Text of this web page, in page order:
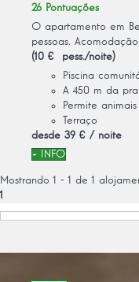
26 Pontuações
O apartamento em
pessoas.
(10 € pess./noite)
Piscina
A 450 m da
Permite animais
Terraço
desde 39 € / noite
+ INFO
Mostrando 1 - 1 de 1
1